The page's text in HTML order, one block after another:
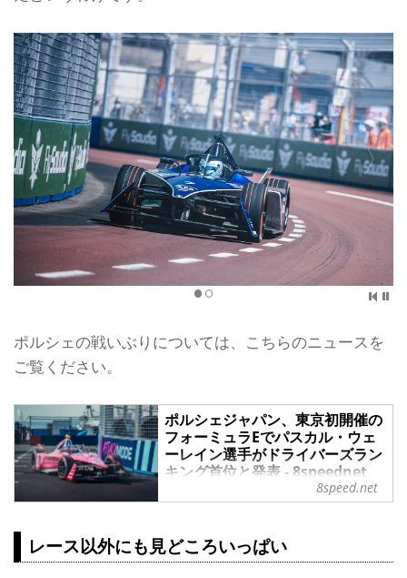
ポルシェの戦いぶりについては、こちらのニュースを
ご覧ください。
ポルシェジャパン、東京初開催の
フォーミュラEでパスカル・ウェ
ーレイン選手がドライバーズラン
キング首位と発表 - 8speednet
VW、Audi、Porscheがもっと楽
しくなる自動車情報サイト
ポルシェAGのレーシングカー
「Porsche 99X Electric」が参戦する
8speed.net
レース以外にも見どころいっぱい